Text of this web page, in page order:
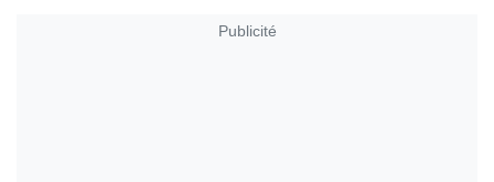
Publicité